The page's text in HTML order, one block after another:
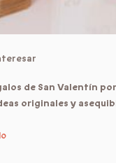
de San Valentín
originales y